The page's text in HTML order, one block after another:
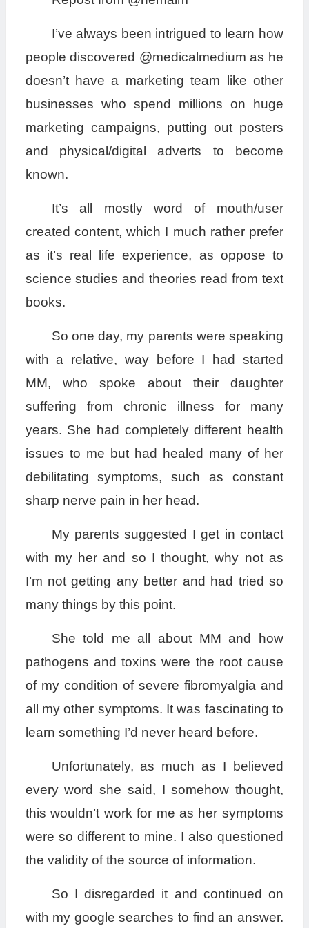
I’ve always been intrigued to learn how
people discovered @medicalmedium as he
doesn’t have a marketing team like other
businesses who spend millions on huge
marketing campaigns, putting out posters
and physical/digital adverts to become
known.
It’s all mostly word of mouth/user
created content, which I much rather prefer
as it’s real life experience, as oppose to
science studies and theories read from text
books.
So one day, my parents were speaking
with a relative, way before I had started
MM, who spoke about their daughter
suffering from chronic illness for many
years. She had completely different health
issues to me but had healed many of her
debilitating symptoms, such as constant
sharp nerve pain in her head.
My parents suggested I get in contact
with my her and so I thought, why not as
I’m not getting any better and had tried so
many things by this point.
She told me all about MM and how
pathogens and toxins were the root cause
of my condition of severe fibromyalgia and
all my other symptoms. It was fascinating to
learn something I’d never heard before.
Unfortunately, as much as I believed
every word she said, I somehow thought,
this wouldn’t work for me as her symptoms
were so different to mine. I also questioned
the validity of the source of information.
So I disregarded it and continued on
with my google searches to find an answer.